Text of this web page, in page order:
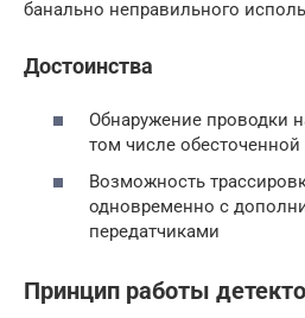
банально неправильного
Достоинства
Обнаружение проводки
том числе
Возможность
одновременно с
передатчиками
Принцип работы